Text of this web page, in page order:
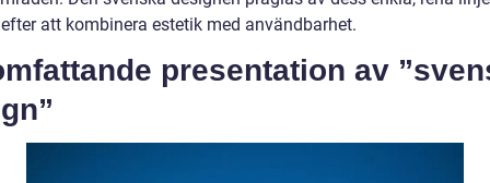
att kombinera estetik med användbarhet.
presentation av